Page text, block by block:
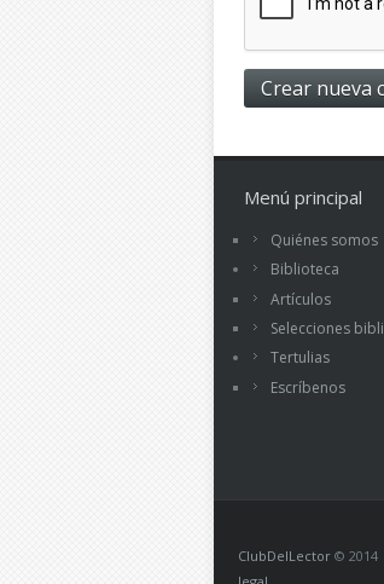
Menú principal
Quiénes somos
Biblioteca
Artículos
Selecciones
Tertulias
Escríbenos
ClubDelLector © 2014